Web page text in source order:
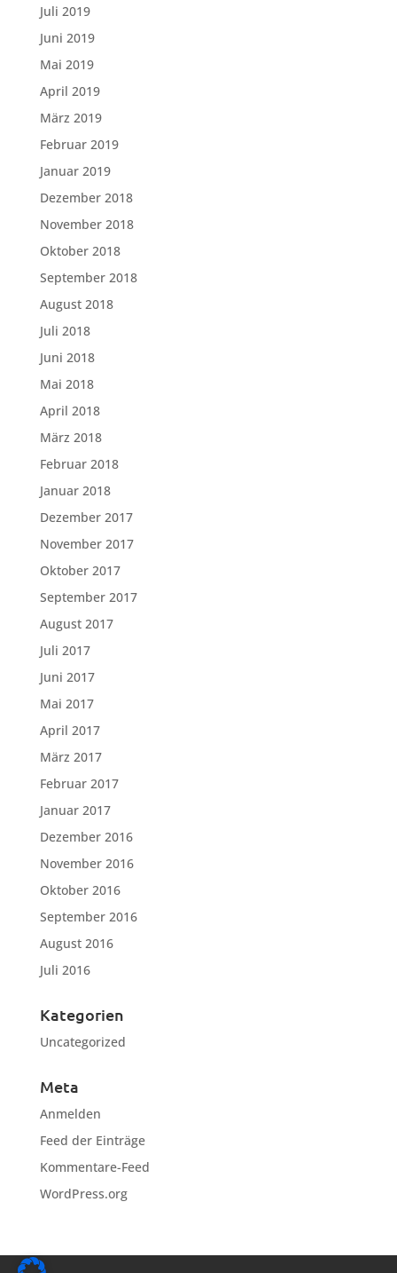
Juli 2019
Juni 2019
Mai 2019
April 2019
März 2019
Februar 2019
Januar 2019
Dezember 2018
November 2018
Oktober 2018
September 2018
August 2018
Juli 2018
Juni 2018
Mai 2018
April 2018
März 2018
Februar 2018
Januar 2018
Dezember 2017
November 2017
Oktober 2017
September 2017
August 2017
Juli 2017
Juni 2017
Mai 2017
April 2017
März 2017
Februar 2017
Januar 2017
Dezember 2016
November 2016
Oktober 2016
September 2016
August 2016
Juli 2016
Kategorien
Uncategorized
Meta
Anmelden
Feed der Einträge
Kommentare-Feed
WordPress.org